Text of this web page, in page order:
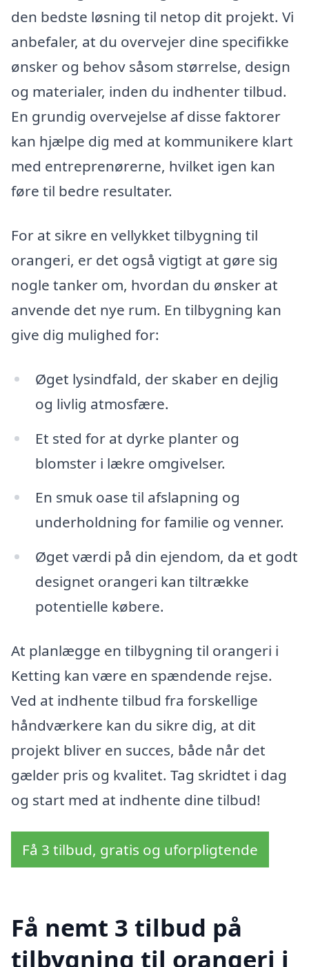
den bedste løsning til netop dit projekt. Vi
anbefaler, at du overvejer dine specifikke
ønsker og behov såsom størrelse, design
og materialer, inden du indhenter tilbud.
En grundig overvejelse af disse faktorer
kan hjælpe dig med at kommunikere klart
med entreprenørerne, hvilket igen kan
føre til bedre resultater.
For at sikre en vellykket tilbygning til
orangeri, er det også vigtigt at gøre sig
nogle tanker om, hvordan du ønsker at
anvende det nye rum. En tilbygning kan
give dig mulighed for:
Øget lysindfald, der skaber en dejlig
og livlig atmosfære.
Et sted for at dyrke planter og
blomster i lækre omgivelser.
En smuk oase til afslapning og
underholdning for familie og venner.
Øget værdi på din ejendom, da et godt
designet orangeri kan tiltrække
potentielle købere.
At planlægge en tilbygning til orangeri i
Ketting kan være en spændende rejse.
Ved at indhente tilbud fra forskellige
håndværkere kan du sikre dig, at dit
projekt bliver en succes, både når det
gælder pris og kvalitet. Tag skridtet i dag
og start med at indhente dine tilbud!
Få 3 tilbud, gratis og uforpligtende
Få nemt 3 tilbud på
tilbygning til orangeri i